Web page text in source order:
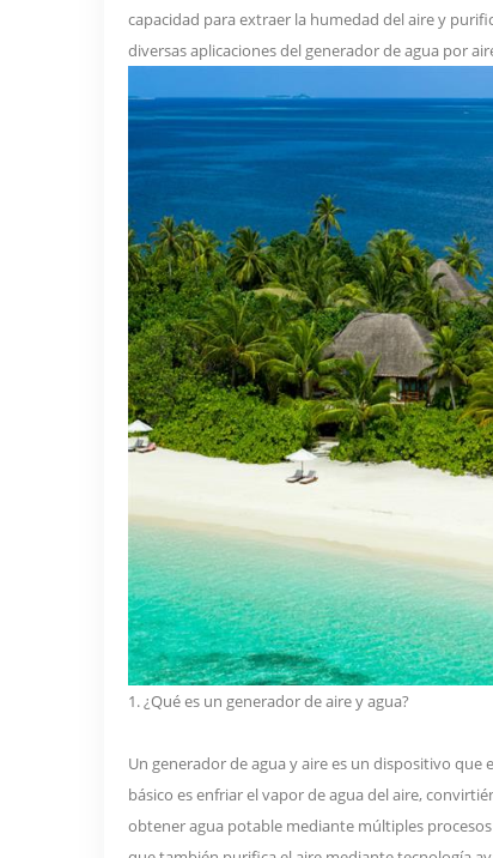
capacidad para extraer la humedad del aire y
diversas aplicaciones del generador de agua por
1. ¿Qué es un generador de aire y agua?
Un generador de agua y aire es un dispositivo
básico es enfriar el vapor de agua del aire,
obtener agua potable mediante múltiples